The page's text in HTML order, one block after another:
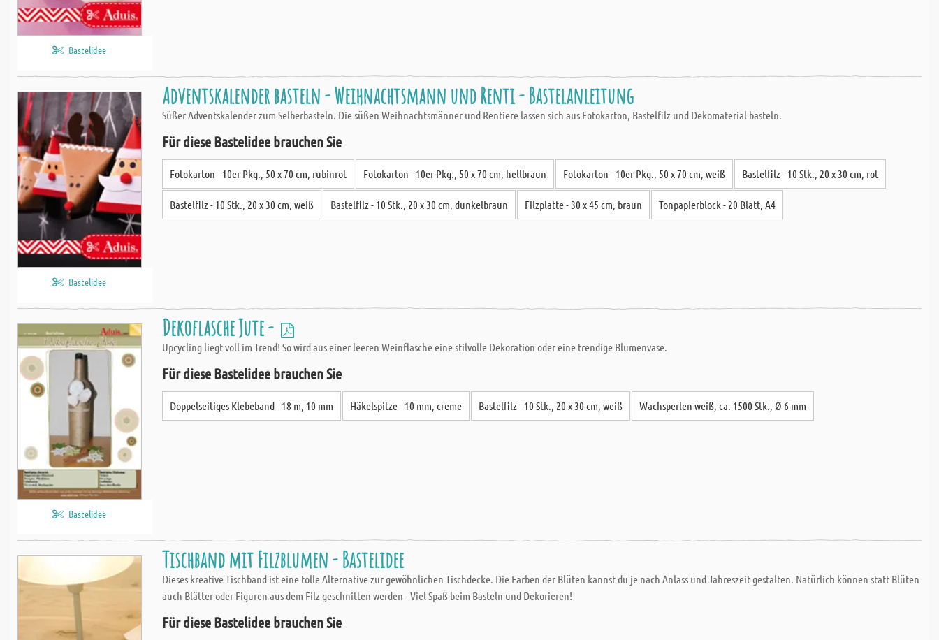
Bastelidee
Bastelidee
Adventskalender basteln - Weihnachtsmann und Renti - Bastelanleitung
Süßer Adventskalender zum Selberbasteln. Die süßen Weihnachtsmänner und Rentiere lassen sich aus Fotokarton, Bastelfilz und Dekomaterial basteln.
Für diese Bastelidee brauchen Sie
Fotokarton - 10er Pkg., 50 x 70 cm, rubinrot Fotokarton - 10er Pkg., 50 x 70 cm, hellbraun Fotokarton - 10er Pkg., 50 x 70 cm, weiß Bastelfilz - 10 Stk., 20 x 30 cm, rot
Bastelfilz - 10 Stk., 20 x 30 cm, weiß Bastelfilz - 10 Stk., 20 x 30 cm, dunkelbraun Filzplatte - 30 x 45 cm, braun Tonpapierblock - 20 Blatt, A4
Bastelidee
Dekoflasche Jute -
Upcycling liegt voll im Trend! So wird aus einer leeren Weinflasche eine stilvolle Dekoration oder eine trendige Blumenvase.
Für diese Bastelidee brauchen Sie
Doppelseitiges Klebeband - 18 m, 10 mm Häkelspitze - 10 mm, creme Bastelfilz - 10 Stk., 20 x 30 cm, weiß Wachsperlen weiß, ca. 1500 Stk., Ø 6 mm
Tischband mit Filzblumen - Bastelidee
Dieses kreative Tischband ist eine tolle Alternative zur gewöhnlichen Tischdecke. Die Farben der Blüten kannst du je nach Anlass und Jahreszeit gestalten. Natürlich können statt Blüten
auch Blätter oder Figuren aus dem Filz geschnitten werden - Viel Spaß beim Basteln und Dekorieren!
Für diese Bastelidee brauchen Sie